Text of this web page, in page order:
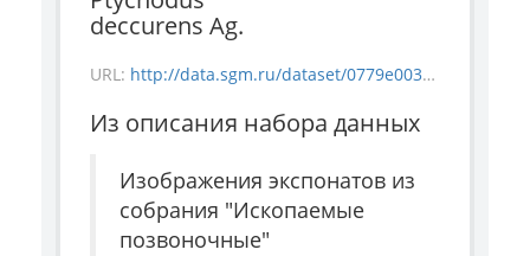
deccurens Ag.
URL: http://data.sgm.ru/dataset/0779e003-a6be-4363-bd84-0ae696d3d0ba/resource/2a85d0c7-09b5-4688-a47f-1820f020d62d/download/5318.jpg
Из описания набора данных
Изображения экспонатов из
собрания "Ископаемые
позвоночные"